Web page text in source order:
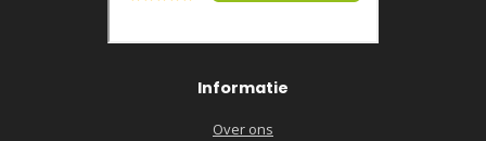
Informatie
Over ons